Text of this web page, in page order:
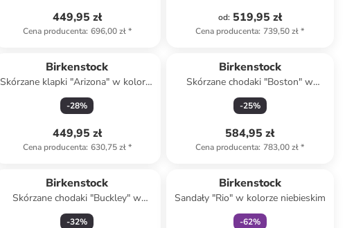
449,95 zł
Cena producenta: 696,00 zł*
od: 519,95 zł
Cena producenta: 739,50 zł*
Birkenstock
Skórzane klapki "Arizona" w kolorze
jasnobrązowym
-28%
449,95 zł
Cena producenta: 630,75 zł*
Birkenstock
Skórzane chodaki "Boston" w
kolorze szarobrązowym
-25%
584,95 zł
Cena producenta: 783,00 zł*
Birkenstock
Skórzane chodaki "Buckley" w
kolorze beżowym
-32%
Birkenstock
Sandały "Rio" w kolorze niebieskim
-62%